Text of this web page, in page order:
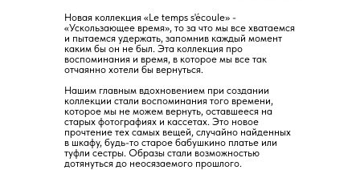
Новая коллекция «Le temps s'écoule» -
«Ускользающее время», то за что мы все хватаемся
и пытаемся удержать, запомнив каждый момент
каким бы он не был. Эта коллекция про
воспоминания и время, в которое мы все так
отчаянно хотели бы вернуться.
Нашим главным вдохновением при создании
коллекции стали воспоминания того времени,
которое мы не можем вернуть, оставшеeся на
старых фотографиях и кассетах. Это новое
прочтение тех самых вещей, случайно найденных
в шкафу, будь-то старое бабушкино платье или
туфли сестры. Образы стали возможностью
дотянуться до неосязаемого прошлого.